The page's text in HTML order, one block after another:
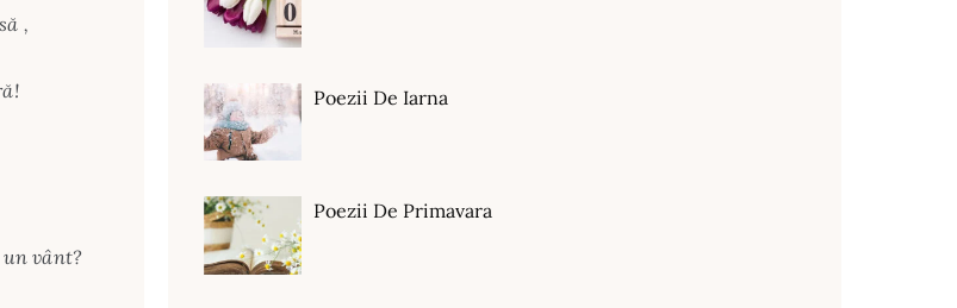
,
vânt?
Poezii De Iarna
Poezii De Primavara